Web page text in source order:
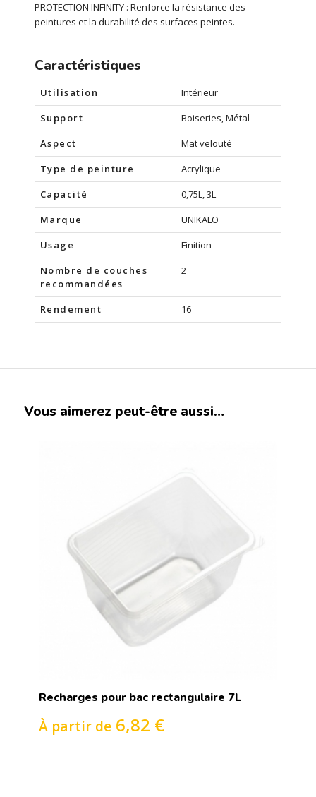
PROTECTION INFINITY : Renforce la résistance des
peintures et la durabilité des surfaces peintes.
Caractéristiques
Utilisation
Intérieur
Support
Boiseries, Métal
Aspect
Mat velouté
Type de peinture
Acrylique
Capacité
0,75L, 3L
Marque
UNIKALO
Usage
Finition
Nombre de couches
recommandées
2
Rendement 16
Vous aimerez peut-être aussi…
Recharges pour bac rectangulaire 7L
À partir de6,82 €